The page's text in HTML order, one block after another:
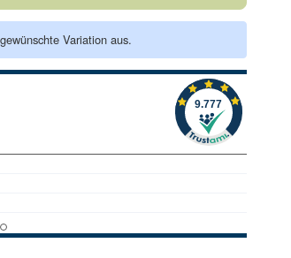
Variation aus.